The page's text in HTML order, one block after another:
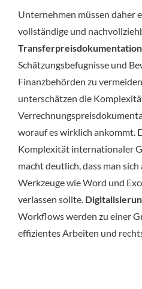
Unternehmen müssen daher
vollständige und
Transferpreisdokumentation
Schätzungsbefugnisse und
Finanzbehörden zu
unterschätzen die
worauf es wirklich ankommt.
Komplexität internationaler
macht deutlich, dass man
Werkzeuge wie Word und
verlassen sollte.
Workflows werden zu einer
effizientes Arbeiten und